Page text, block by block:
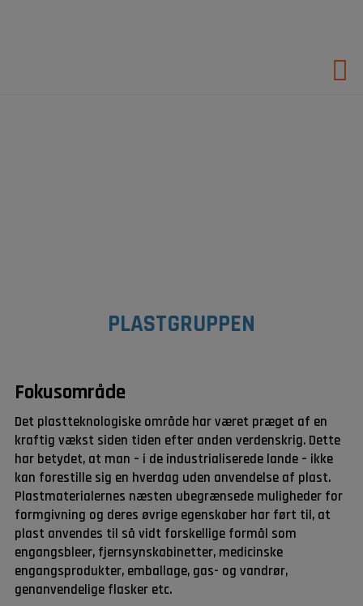
PLASTGRUPPEN
Fokusområde
Det plastteknologiske område har været præget af en
kraftig vækst siden tiden efter anden verdenskrig. Dette
har betydet, at man – i de industrialiserede lande – ikke
kan forestille sig en hverdag uden anvendelse af plast.
Plastmaterialernes næsten ubegrænsede muligheder for
formgivning og deres øvrige egenskaber har ført til, at
plast anvendes til så vidt forskellige formål som
engangsbleer, fjernsynskabinetter, medicinske
engangsprodukter, emballage, gas- og vandrør,
genanvendelige flasker etc.